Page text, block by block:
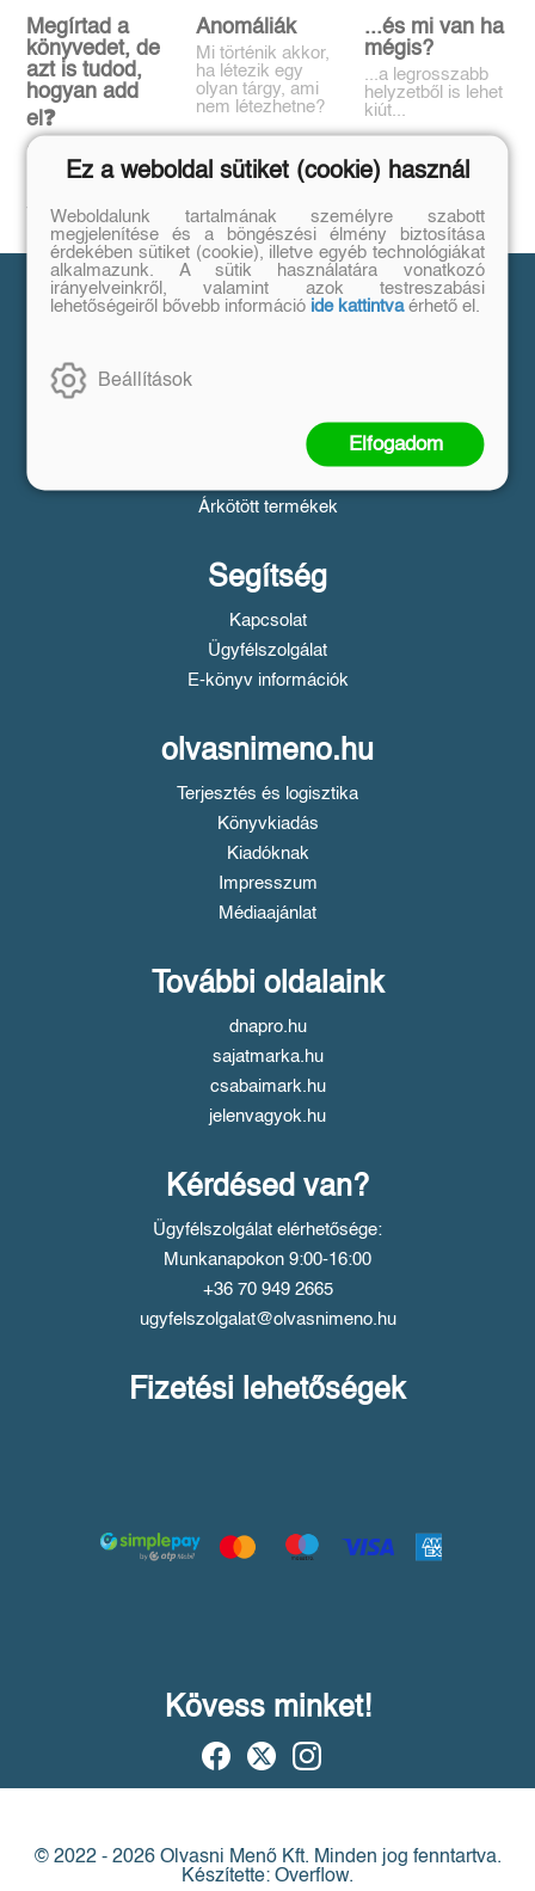
Megírtad a
könyvedet, de
azt is tudod,
hogyan add
el❓️
Időpont: június
16., 18:00-19:00
Tovább
Anomáliák
Mi történik akkor,
ha létezik egy
olyan tárgy, ami
nem létezhetne?
...és mi van ha
mégis?
...a legrosszabb
helyzetből is lehet
kiút...
Vásárlás
Tájékoztató a Simple fizetésről
Adatvédelem
Árkötött termékek
Segítség
Kapcsolat
Ügyfélszolgálat
E-könyv információk
olvasnimeno.hu
Terjesztés és logisztika
Könyvkiadás
Kiadóknak
Impresszum
Médiaajánlat
További oldalaink
dnapro.hu
sajatmarka.hu
csabaimark.hu
jelenvagyok.hu
Kérdésed van?
Ügyfélszolgálat elérhetősége:
Munkanapokon 9:00-16:00
+36 70 949 2665
ugyfelszolgalat@olvasnimeno.hu
Fizetési lehetőségek
Kövess minket!
© 2022 - 2026 Olvasni Menő Kft. Minden jog fenntartva.
Készítette: Overflow.
Ez a weboldal sütiket (cookie) használ
Weboldalunk tartalmának személyre szabott
megjelenítése és a böngészési élmény biztosítása
érdekében sütiket (cookie), illetve egyéb technológiákat
alkalmazunk. A sütik használatára vonatkozó
irányelveinkről, valamint azok testreszabási
lehetőségeiről bővebb információ ide kattintvaérhető el.
Beállítások
Elfogadom